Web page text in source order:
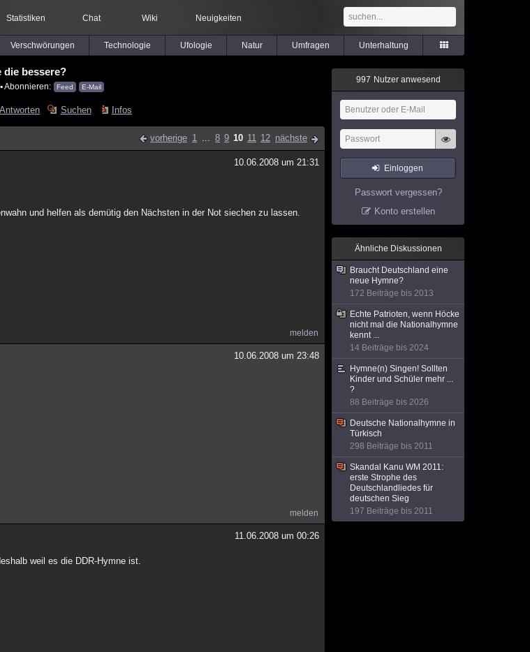
Statistiken Chat Wiki Neuigkeiten
Verschwörungen Technologie Ufologie Natur Umfragen Unterhaltung
die bessere?
▪ Abonnieren: Feed E-Mail
Antworten Suchen Infos
vorherige 1 ... 8 9 10 11 12 nächste
10.06.2008 um 21:31
und helfen als demütig den Nächsten in der Not siechen zu lassen.
melden
10.06.2008 um 23:48
melden
11.06.2008 um 00:26
weil es die DDR-Hymne ist.
997 Nutzer anwesend
Einloggen
Passwort vergessen?
Konto erstellen
Ähnliche Diskussionen
Braucht Deutschland eine
neue Hymne?
172 Beiträge bis 2013
Echte Patrioten, wenn Höcke
nicht mal die Nationalhymne
kennt ...
14 Beiträge bis 2024
Hymne(n) Singen! Sollten
Kinder und Schüler mehr ...
?
88 Beiträge bis 2026
Deutsche Nationalhymne in
Türkisch
298 Beiträge bis 2011
Skandal Kanu WM 2011:
erste Strophe des
Deutschlandliedes für
deutschen Sieg
197 Beiträge bis 2011